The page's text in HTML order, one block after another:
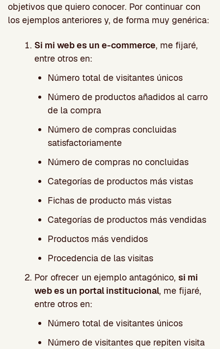
objetivos que quiero conocer. Por continuar con
los ejemplos anteriores y, de forma muy genérica:
Si mi web es un e-commerce, me fijaré,
entre otros en:
Número total de visitantes únicos
Número de productos añadidos al carro
de la compra
Número de compras concluidas
satisfactoriamente
Número de compras no concluidas
Categorías de productos más vistas
Fichas de producto más vistas
Categorías de productos más vendidas
Productos más vendidos
Procedencia de las visitas
Por ofrecer un ejemplo antagónico, si mi
web es un portal institucional, me fijaré,
entre otros en:
Número total de visitantes únicos
Número de visitantes que repiten visita